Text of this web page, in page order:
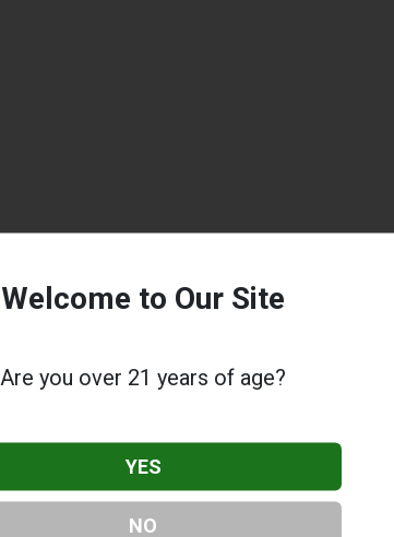
Welcome to Our Site
Are you over 21 years of age?
YES
NO